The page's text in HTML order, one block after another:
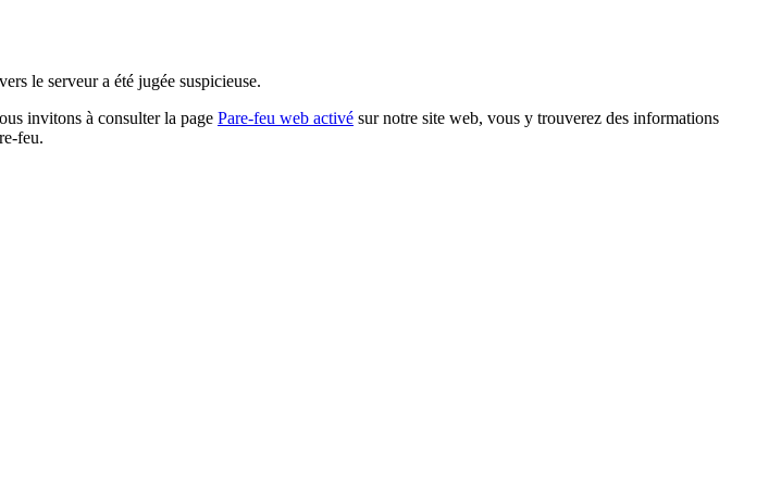
le serveur a été jugée suspicieuse.
invitons à consulter la page Pare-feu web activé sur notre site web, vous y trouverez des informations
feu.